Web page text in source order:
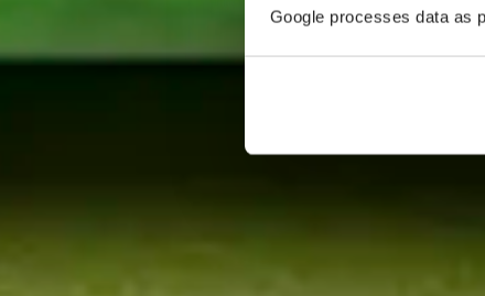
Google processes data as